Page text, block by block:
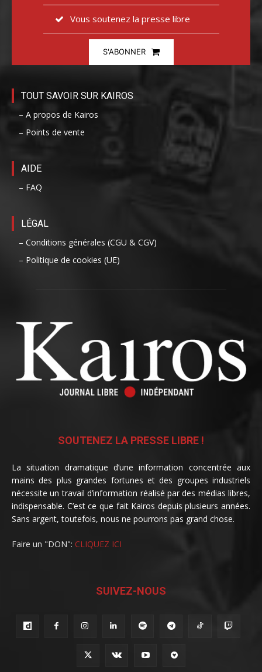
Vous soutenez la presse libre
S'ABONNER
TOUT SAVOIR SUR KAIROS
– A propos de Kairos
– Points de vente
AIDE
– FAQ
LÉGAL
– Conditions générales (CGU & CGV)
– Politique de cookies (UE)
SOUTENEZ LA PRESSE LIBRE !
La situation dramatique d’une information concentrée aux
mains des plus grandes fortunes et des groupes industriels
nécessite un travail d’information réalisé par des médias libres,
indispensable. C’est ce que fait Kairos depuis plusieurs années.
Sans argent, toutefois, nous ne pourrons pas grand chose.
Faire un "DON": CLIQUEZ ICI
SUIVEZ-NOUS